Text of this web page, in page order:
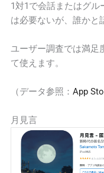
1対1で会話またはグ
は必要ないが、誰かと
ユーザー調査では満足
て使えます。
（データ参照：App
月見言